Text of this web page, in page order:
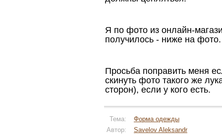
Я по фото из онлайн-
получилось - ниже на фото.
Просьба поправить меня
скинуть фото такого же
сторон), если у кого есть.
Тема:
Форма одежды
Автор:
Savelov Aleksandr